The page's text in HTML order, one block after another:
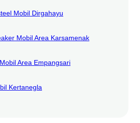
Mobil Dirgahayu
Mobil Area Karsamenak
Area Empangsari
Kertanegla